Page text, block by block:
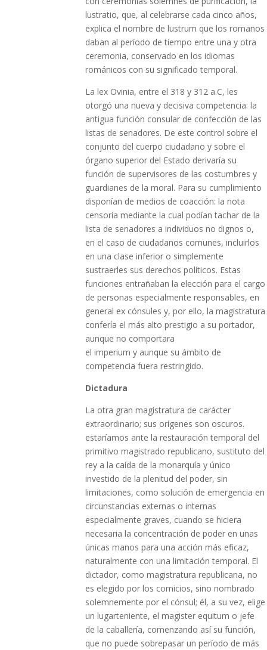
lustratio, que, al celebrarse cada cinco años,
explica el nombre de lustrum que los romanos
daban al período de tiempo entre una y otra
ceremonia, conservado en los idiomas
románicos con su significado temporal.
La lex Ovinia, entre el 318 y 312 a.C, les
otorgó una nueva y decisiva competencia: la
antigua función consular de confección de las
listas de senadores. De este control sobre el
conjunto del cuerpo ciudadano y sobre el
órgano superior del Estado derivaría su
función de supervisores de las costumbres y
guardianes de la moral. Para su cumplimiento
disponían de medios de coacción: la nota
censoria mediante la cual podían tachar de la
lista de senadores a individuos no dignos o,
en el caso de ciudadanos comunes, incluirlos
en una clase inferior o simplemente
sustraerles sus derechos políticos. Estas
funciones entrañaban la elección para el cargo
de personas especialmente responsables, en
general ex cónsules y, por ello, la magistratura
confería el más alto prestigio a su portador,
aunque no comportara
el imperium y aunque su ámbito de
competencia fuera restringido.
Dictadura
La otra gran magistratura de carácter
extraordinario; sus orígenes son oscuros.
estaríamos ante la restauración temporal del
primitivo magistrado republicano, sustituto del
rey a la caída de la monarquía y único
investido de la plenitud del poder, sin
limitaciones, como solución de emergencia en
circunstancias externas o internas
especialmente graves, cuando se hiciera
necesaria la concentración de poder en unas
únicas manos para una acción más eficaz,
naturalmente con una limitación temporal. El
dictador, como magistratura republicana, no
es elegido por los comicios, sino nombrado
solemnemente por el cónsul; él, a su vez, elige
un lugarteniente, el magister equitum o jefe
de la caballería, comenzando así su función,
que no puede sobrepasar un período de más